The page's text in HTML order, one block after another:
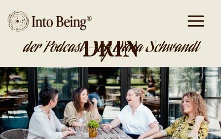
DA IST GOLD
DRIN
der Podcast - by Dana Schwandt